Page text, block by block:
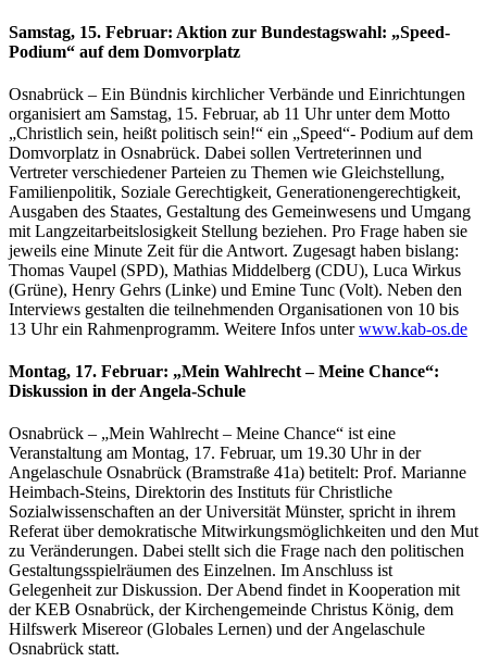
Samstag, 15. Februar: Aktion zur Bundestagswahl: „Speed-
Podium“ auf dem Domvorplatz
Osnabrück – Ein Bündnis kirchlicher Verbände und Einrichtungen
organisiert am Samstag, 15. Februar, ab 11 Uhr unter dem Motto
„Christlich sein, heißt politisch sein!“ ein „Speed“- Podium auf dem
Domvorplatz in Osnabrück. Dabei sollen Vertreterinnen und
Vertreter verschiedener Parteien zu Themen wie Gleichstellung,
Familienpolitik, Soziale Gerechtigkeit, Generationengerechtigkeit,
Ausgaben des Staates, Gestaltung des Gemeinwesens und Umgang
mit Langzeitarbeitslosigkeit Stellung beziehen. Pro Frage haben sie
jeweils eine Minute Zeit für die Antwort. Zugesagt haben bislang:
Thomas Vaupel (SPD), Mathias Middelberg (CDU), Luca Wirkus
(Grüne), Henry Gehrs (Linke) und Emine Tunc (Volt). Neben den
Interviews gestalten die teilnehmenden Organisationen von 10 bis
13 Uhr ein Rahmenprogramm. Weitere Infos unterwww.kab-os.de
Montag, 17. Februar: „Mein Wahlrecht – Meine Chance“:
Diskussion in der Angela-Schule
Osnabrück – „Mein Wahlrecht – Meine Chance“ ist eine
Veranstaltung am Montag, 17. Februar, um 19.30 Uhr in der
Angelaschule Osnabrück (Bramstraße 41a) betitelt: Prof. Marianne
Heimbach-Steins, Direktorin des Instituts für Christliche
Sozialwissenschaften an der Universität Münster, spricht in ihrem
Referat über demokratische Mitwirkungsmöglichkeiten und den Mut
zu Veränderungen. Dabei stellt sich die Frage nach den politischen
Gestaltungsspielräumen des Einzelnen. Im Anschluss ist
Gelegenheit zur Diskussion. Der Abend findet in Kooperation mit
der KEB Osnabrück, der Kirchengemeinde Christus König, dem
Hilfswerk Misereor (Globales Lernen) und der Angelaschule
Osnabrück statt.